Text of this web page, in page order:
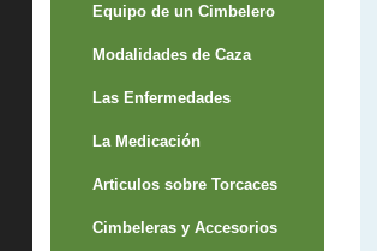
Equipo de un Cimbelero
Modalidades de Caza
Las Enfermedades
La Medicación
Articulos sobre Torcaces
Cimbeleras y Accesorios